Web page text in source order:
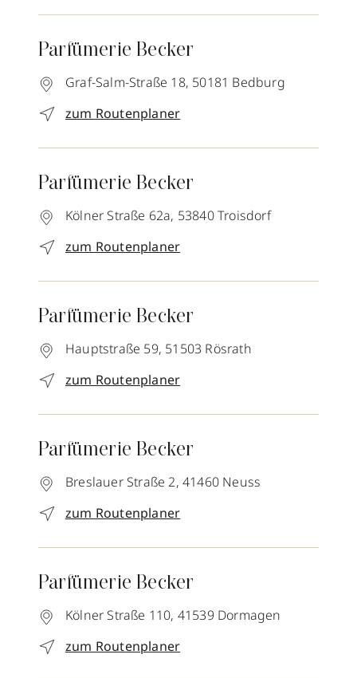
Parfümerie Becker
Graf-Salm-Straße 18, 50181 Bedburg
zum Routenplaner
Parfümerie Becker
Kölner Straße 62a, 53840Troisdorf
zum Routenplaner
Parfümerie Becker
Hauptstraße 59, 51503 Rösrath
zum Routenplaner
Parfümerie Becker
Breslauer Straße 2, 41460 Neuss
zum Routenplaner
Parfümerie Becker
Kölner Straße 110, 41539 Dormagen
zum Routenplaner